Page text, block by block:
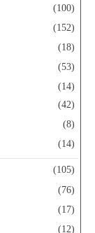
(100)
(152)
(18)
(53)
(14)
(42)
(8)
(14)
(105)
(76)
(17)
(12)